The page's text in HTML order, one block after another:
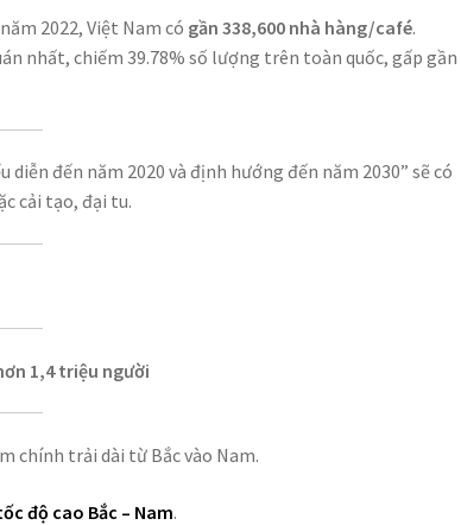
2022, Việt Nam có gần 338,600 nhà hàng/café.
nhất, chiếm 39.78% số lượng trên toàn quốc, gấp gần
đến năm 2020 và định hướng đến năm 2030” sẽ có
cải tạo, đại tu.
1,4 triệu người
chính trải dài từ Bắc vào Nam.
độ cao Bắc – Nam.